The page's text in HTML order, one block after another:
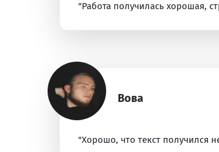
"Работа получилась хорошая,
Вова
"Хорошо, что текст получился